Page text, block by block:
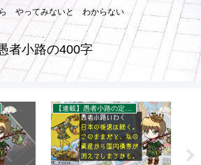
やってみないと わからない
者小路の400字